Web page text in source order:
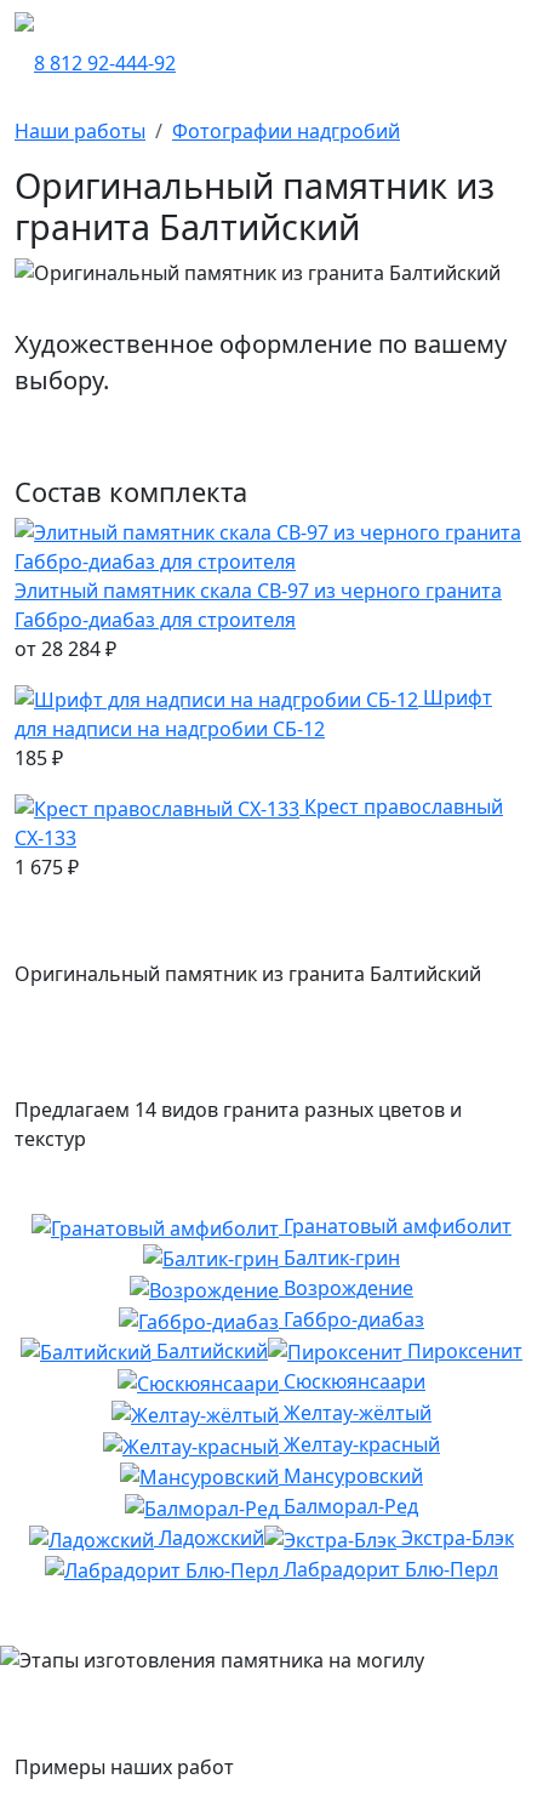
8 812 92-444-92
Наши работы Фотографии надгробий
Оригинальный памятник из
гранита Балтийский
Художественное оформление по вашему
выбору.
Состав комплекта
Элитный памятник скала СВ-97 из черного гранита
Габбро-диабаз для строителя
от28 284₽
Шрифт
для надписи на надгробии СБ-12
185₽
Крест православный
СХ-133
1 675₽
Оригинальный памятник из гранита Балтийский
Предлагаем 14 видов гранита разных цветов и
текстур
Гранатовый амфиболит
Балтик-грин
Возрождение
Габбро-диабаз
Балтийский
Пироксенит
Сюскюянсаари
Желтау-жёлтый
Желтау-красный
Мансуровский
Балморал-Ред
Ладожский
Экстра-Блэк
Лабрадорит Блю-Перл
Примеры наших работ